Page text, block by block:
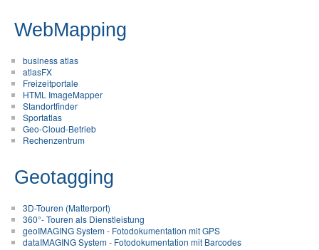
WebMapping
business atlas
atlasFX
Freizeitportale
HTML ImageMapper
Standortfinder
Sportatlas
Geo-Cloud-Betrieb
Rechenzentrum
Geotagging
3D-Touren (Matterport)
360°- Touren als Dienstleistung
geoIMAGING System - Fotodokumentation mit GPS
dataIMAGING System - Fotodokumentation mit Barcodes